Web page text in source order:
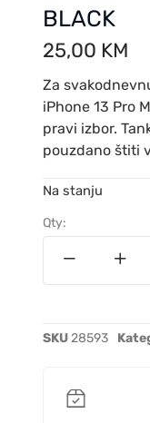
BLACK
25,00 KM
Za
iPhone 13 Pro
pravi izbor.
pouzdano štiti
Na stanju
Qty:
SKU28593